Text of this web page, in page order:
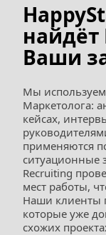
найдёт
Ваши
Мы используем
Маркетолога:
кейсах,
применяются
ситуационные
Recruiting
мест работы,
Наши клиенты
которые уже
схожих